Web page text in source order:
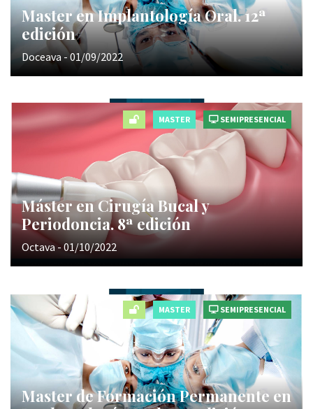
Master en Implantología Oral. 12ª
edición
Doceava - 01/09/2022
MASTER SEMIPRESENCIAL
Máster en Cirugía Bucal y
Periodoncia. 8ª edición
Octava - 01/10/2022
MASTER SEMIPRESENCIAL
Master de Formación Permanente en